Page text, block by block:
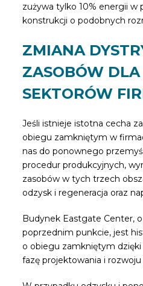
zużywa tylko 10% energii w
konstrukcji o podobnych
ZMIANA
ZASOBÓW DLA
SEKTORÓW
Jeśli istnieje istotna cecha
obiegu zamkniętym w
nas do ponownego
procedur produkcyjnych,
zasobów w tych trzech
odzysk i regeneracja oraz
Budynek Eastgate Center,
poprzednim punkcie, jest
o obiegu zamkniętym dzięki
fazę projektowania i